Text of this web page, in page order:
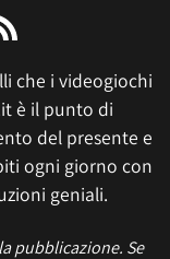
che i videogiochi
è il punto di
del presente e
ogni giorno con
geniali.
pubblicazione. Se